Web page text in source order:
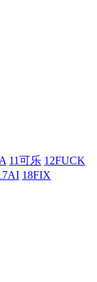
11可乐 12FUCK
18FIX